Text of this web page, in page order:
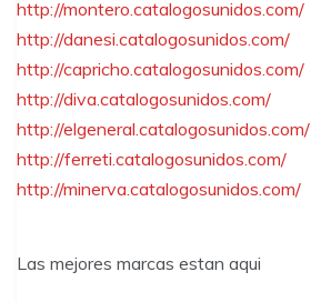
http://montero.catalogosunidos.com/
http://danesi.catalogosunidos.com/
http://capricho.catalogosunidos.com/
http://diva.catalogosunidos.com/
http://elgeneral.catalogosunidos.com/
http://ferreti.catalogosunidos.com/
http://minerva.catalogosunidos.com/
Las mejores marcas estan aqui